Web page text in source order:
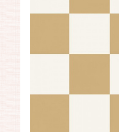
Материал покрытия: